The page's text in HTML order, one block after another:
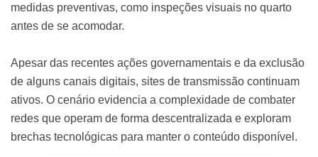
medidas preventivas, como inspeções visuais no quarto
antes de se acomodar.
Apesar das recentes ações governamentais e da exclusão
de alguns canais digitais, sites de transmissão continuam
ativos. O cenário evidencia a complexidade de combater
redes que operam de forma descentralizada e exploram
brechas tecnológicas para manter o conteúdo disponível.